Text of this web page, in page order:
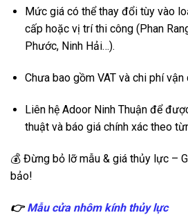
Mức giá có thể thay đổi tùy vào
cấp hoặc vị trí thi công (Phan
Phước, Ninh Hải…).
Chưa bao gồm VAT và chi phí vận
Liên hệ Adoor Ninh Thuận để
thuật và báo giá chính xác theo
💰 Đừng bỏ lỡ mẫu & giá thủy lực –
bảo!
👉Mẫu cửa nhôm kính thủy lực